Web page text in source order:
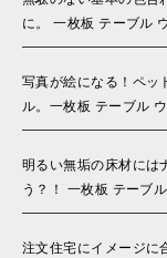
に。 一枚板 テーブル
写真が絵になる！ペッ
ル。一枚板 テーブル
明るい無垢の床材には
う？！ 一枚板 テーブ
注文住宅にイメージに